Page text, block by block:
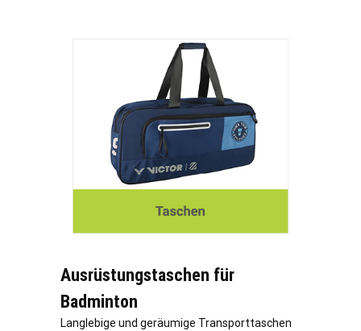
Ausrüstungstaschen für
Badminton
Langlebige und geräumige Transporttaschen